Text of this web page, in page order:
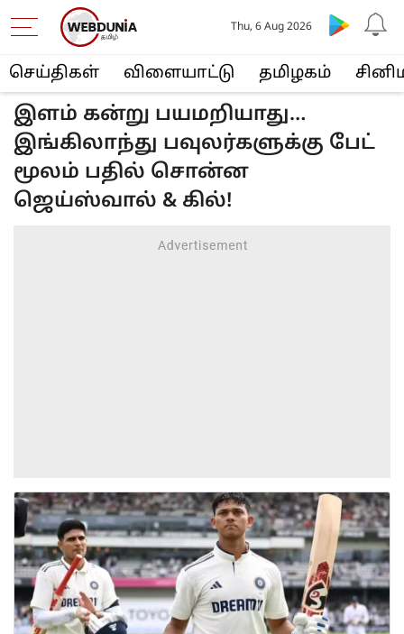
செய்திகள் விளையா‌ட்டு த‌மிழக‌ம்
Thu, 6 Aug 2026
இளம் கன்று பயமறியாது…
இங்கிலாந்து பவுலர்களுக்கு பேட்
மூலம் பதில் சொன்ன
ஜெய்ஸ்வால் & கில்!